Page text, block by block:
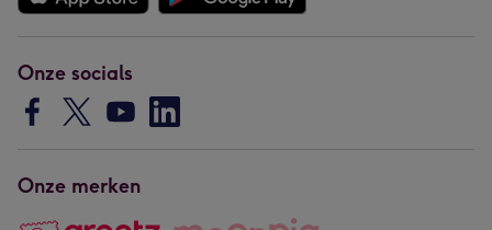
Onze socials
Onze merken